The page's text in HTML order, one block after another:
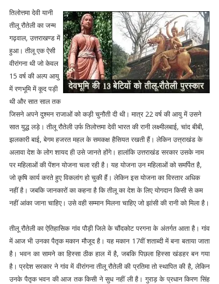
तिलोत्तमा देवी यानी
तीलू रौतेली का जन्म
गढ़वाल, उत्तराखण्ड में
हुआ। तीलू एक ऐसी
वीरांगना थी जो केवल
15 वर्ष की अल्प आयु
में रणभूमि में कूद पड़ी
थी और सात साल तक
जिसने अपने दुश्मन राजाओं को कड़ी चुनौती दी थी। मात्र 22 वर्ष की आयु में उसने
सात युद्ध लड़े। तीलू रौतेली उर्फ तिलोत्तमा देवी भारत की रानी लक्ष्मीलबाई, चांद बीबी,
झलकारी बाई, बेगम हजरत महल के समकक्ष हैसियत रखती हैं। लेकिन उत्त्राखंड के
अलावा देश के लोग शायद ही उसे जानते होंगे। हालांकि उत्तराखंड सरकार उसके नाम
पर महिलाओं की पेंशन योजना चला रही है। यह योजना उन महिलाओं को समर्पित है,
जो कृषि कार्य करते हुए विकलांग हो चुकी हैं। लेकिन इस योजना का विस्तार अधिक
नहीं है। जबकि जानकारों का कहना है कि तीलू का देश के लिए योगदान किसी से कम
नहीं आंका जाना चाहिए। उसे वही सम्मान मिलना चाहिए जो झांसी की रानी को मिला है।
तीलू रौतेली का ऐतिहासिक गांव पौड़ी जिले के चौंदकोट परगना के अंतर्गत आता है। गांव
में आज भी उनका पैतृक मकान मौजूद है। यह मकान 17वीं शताब्दी में बना बताया जाता
है। भवन का सामने का हिस्सा ठीक हाल में है, जबकि पिछला हिस्सा खंडहर बन गया
है। प्रदेश सरकार ने गांव में वीरांगना तीलू रौतेली की प्रतिमा तो स्थापित की है, लेकिन
उनके पैतृक भवन की आज तक किसी ने सुध नहीं ली है। गुराड़ के प्रधान किरण सिंह